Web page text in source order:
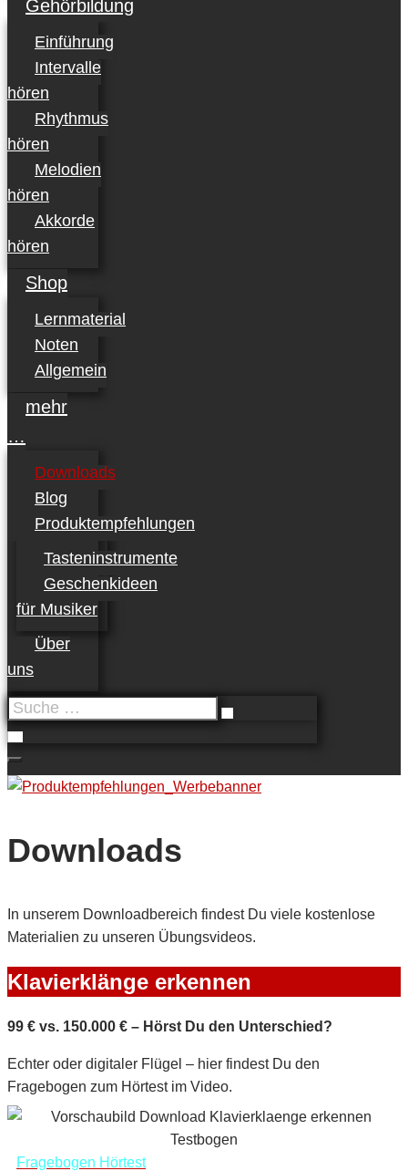
Gehörbildung
Einführung
Intervalle
hören
Rhythmus
hören
Melodien
hören
Akkorde
hören
Shop
Lernmaterial
Noten
Allgemein
mehr
…
Downloads
Blog
Produktempfehlungen
Tasteninstrumente
Geschenkideen
für Musiker
Über
uns
Suche
…
Downloads
In unserem Downloadbereich findest Du viele kostenlose
Materialien zu unseren Übungsvideos.
Klavierklänge erkennen
99 € vs. 150.000 € – Hörst Du den Unterschied?
Echter oder digitaler Flügel – hier findest Du den
Fragebogen zum Hörtest im Video.
Fragebogen Hörtest